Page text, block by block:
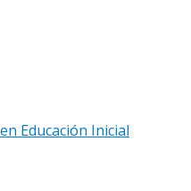
Educación Inicial